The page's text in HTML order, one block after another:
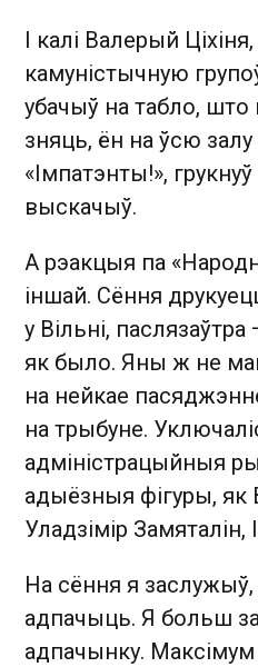
І калі Валерый
камуністычную
убачыў на табло,
зняць, ён на ўсю
«Імпатэнты!»,
выскачыў.
А рэакцыя па
іншай. Сёння
у Вільні,
як было. Яны ж не
на нейкае
на трыбуне.
адміністрацыйныя
адыёзныя фігуры, як
Уладзімір Замяталін,
На сёння я заслужыў,
адпачыць. Я больш
адпачынку.